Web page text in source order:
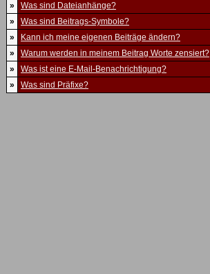
»
Was sind Dateianhänge?
»
Was sind Beitrags-Symbole?
»
Kann ich meine eigenen Beiträge ändern?
»
Warum werden in meinem Beitrag Worte zensiert?
»
Was ist eine E-Mail-Benachrichtigung?
»
Was sind Präfixe?